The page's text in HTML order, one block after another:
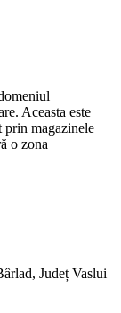
Aceasta este
prin magazinele
o zona
Județ Vaslui